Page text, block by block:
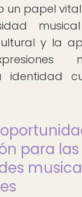
un papel
y la
identidad
para las